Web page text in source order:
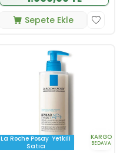
Sepete Ekle
La Roche Posay Yetkili
Satıcı
KARGO
BEDAVA